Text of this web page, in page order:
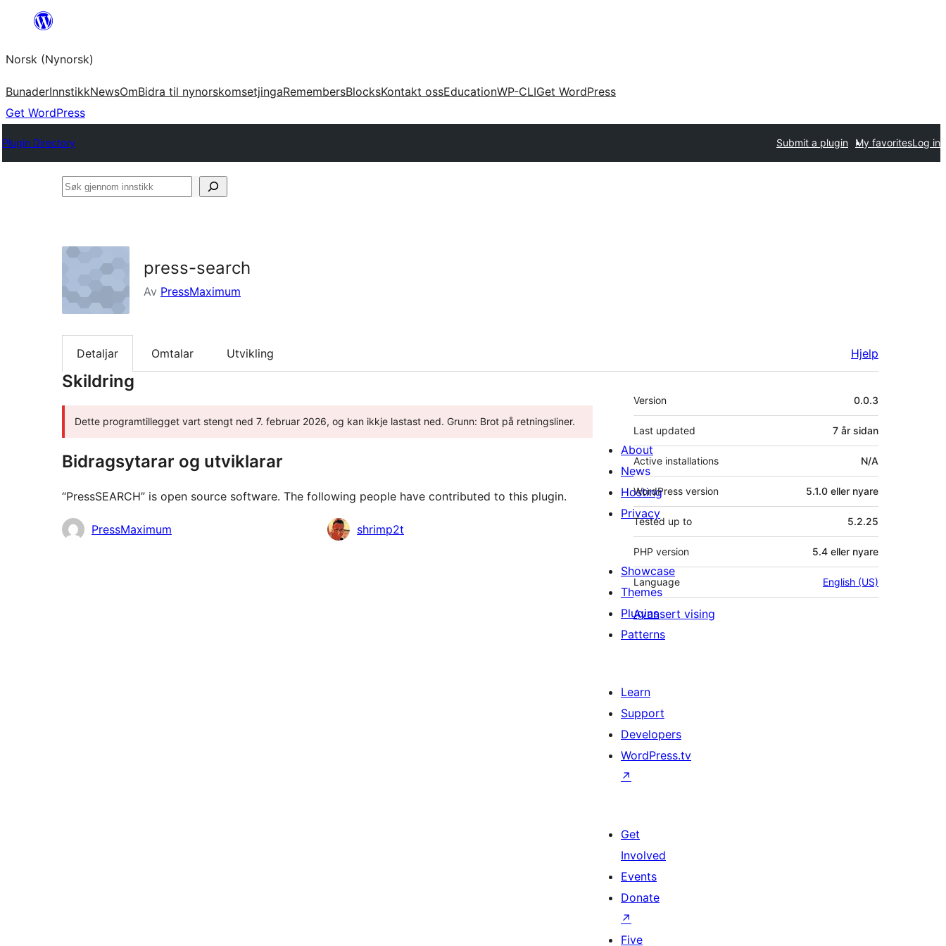
content
Norsk (Nynorsk)
BunaderInnstikkNewsOmBidra til nynorskomsetjingaRemembersBlocksKontakt ossEducationWP-CLIGet WordPress
Get WordPress
Plugin Directory Submit a plugin My favoritesLog in
Søk
press-search
Av PressMaximum
Detaljar Omtalar Utvikling Hjelp
Skildring
Dette programtillegget vart stengt ned 7. februar 2026, og kan ikkje lastast ned. Grunn: Brot på retningsliner.
Bidragsytarar og utviklarar
“PressSEARCH” is open source software. The following people have contributed to this plugin.
Contributors
PressMaximum shrimp2t
Om
Version 0.0.3
Last updated 7 år sidan
Active installations N/A
WordPress version 5.1.0 eller nyare
Tested up to 5.2.25
PHP version 5.4 eller nyare
Language English (US)
Avansert vising
About
News
Hosting
Privacy
Showcase
Themes
Plugins
Patterns
Learn
Support
Developers
WordPress.tv
↗
Get
Involved
Events
Donate
↗
Five